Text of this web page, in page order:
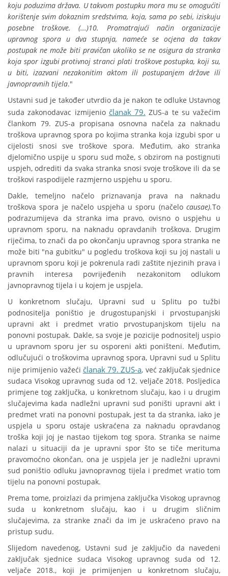
koju poduzima država. U takvom postupku mora mu se omogućiti
korištenje svim dokaznim sredstvima, koja, sama po sebi, iziskuju
posebne troškove. (...)10. Promatrajući način organizacije
upravnog spora u dva stupnja, nameće se ocjena da takav
postupak ne može biti pravičan ukoliko se ne osigura da stranka
koja spor izgubi protivnoj stranci plati troškove postupka, koji su,
u biti, izazvani nezakonitim aktom ili postupanjem države ili
javnopravnih tijela."
Ustavni sud je također utvrdio da je nakon te odluke Ustavnog
suda zakonodavac izmijenio članak 79. ZUS-a te su važećim
člankom 79. ZUS-a propisana osnovna načela za naknadu
troškova upravnog spora po kojima stranka koja izgubi spor u
cijelosti snosi sve troškove spora. Međutim, ako stranka
djelomično uspije u sporu sud može, s obzirom na postignuti
uspjeh, odrediti da svaka stranka snosi svoje troškove ili da se
troškovi raspodijele razmjerno uspjehu u sporu.
Dakle, temeljno načelo priznavanja prava na naknadu
troškova spora je načelo uspjeha u sporu (načelo causae).To
podrazumijeva da stranka ima pravo, ovisno o uspjehu u
upravnom sporu, na naknadu opravdanih troškova. Drugim
riječima, to znači da po okončanju upravnog spora stranka ne
može biti "na gubitku" u pogledu troškova koji su joj nastali u
upravnom sporu koji je pokrenula radi zaštite njezinih prava i
pravnih interesa povrijeđenih nezakonitom odlukom
javnopravnog tijela i u kojem je uspjela.
U konkretnom slučaju, Upravni sud u Splitu po tužbi
podnositelja poništio je drugostupanjski i prvostupanjski
upravni akt i predmet vratio prvostupanjskom tijelu na
ponovni postupak. Dakle, sa svoje je pozicije podnositelj uspio
u upravnom sporu jer su osporeni akti poništeni. Međutim,
odlučujući o troškovima upravnog spora, Upravni sud u Splitu
nije primijenio važeći članak 79. ZUS-a, već zaključak sjednice
sudaca Visokog upravnog suda od 12. veljače 2018. Posljedica
primjene tog zaključka, u konkretnom slučaju, kao i u drugim
slučajevima kada nadležni upravni sud poništi upravni akt i
predmet vrati na ponovni postupak, jest ta da stranka, iako je
uspjela u sporu ostaje uskraćena za naknadu opravdanog
troška koji joj je nastao tijekom tog spora. Stranka se naime
nalazi u situaciji da je upravni spor što se tiče merituma
pravomoćno okončan, ona je uspjela jer je nadležni upravni
sud poništio odluku javnopravnog tijela i predmet vratio tom
tijelu na ponovni postupak.
Prema tome, proizlazi da primjena zaključka Visokog upravnog
suda u konkretnom slučaju, kao i u drugim sličnim
slučajevima, za stranke znači da im je uskraćeno pravo na
pristup sudu.
Slijedom navedenog, Ustavni sud je zaključio da navedeni
zaključak sjednice sudaca Visokog upravnog suda od 12.
veljače 2018., koji je primijenjen u konkretnom slučaju,